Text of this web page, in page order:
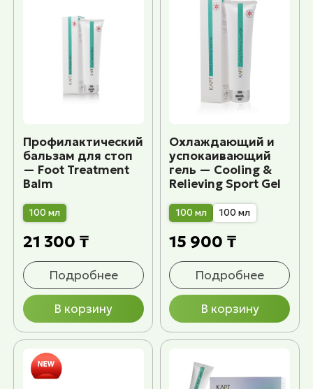
Профилактический
бальзам для стоп
— Foot Treatment
Balm
100 мл
21 300 ₸
Подробнее
В корзину
Охлаждающий и
успокаивающий
гель — Cooling &
Relieving Sport Gel
100 мл 100 мл
15 900 ₸
Подробнее
В корзину